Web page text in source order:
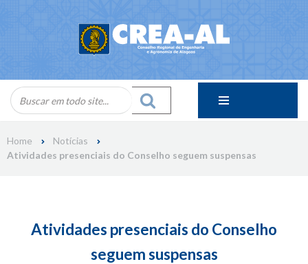
Home
Notícias
Atividades presenciais do Conselho seguem suspensas
Atividades presenciais do Conselho
seguem suspensas